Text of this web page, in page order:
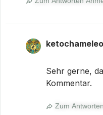
Sehr gerne,
Kommentar.
Zum